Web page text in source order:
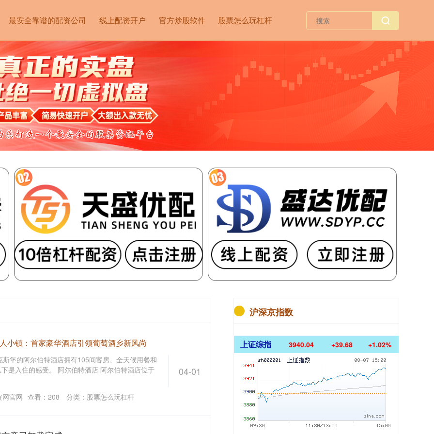
最安全靠谱的配资公司 线上配资开户 官方炒股软件 股票怎么玩杠杆
04-01
小镇：首家豪华酒店引领葡萄酒乡新风尚
堡的阿尔伯特酒店拥有105间客房、全天候用餐和
是入住的感受。 阿尔伯特酒店 阿尔伯特酒店位于
网官网 查看： 208 分类： 股票怎么玩杠杆
沪深京指数
上证综指 3940.04 +39.68 +1.02%